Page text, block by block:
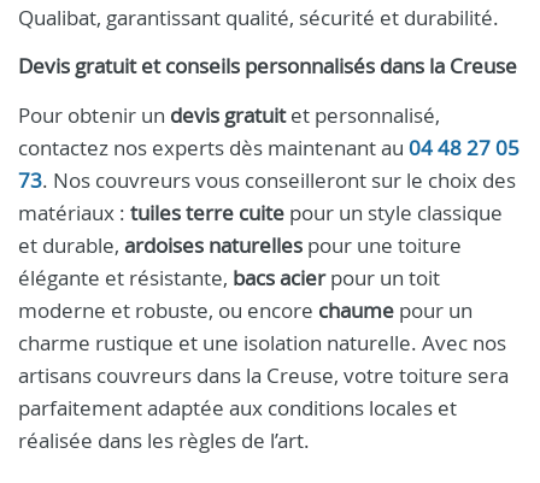
Qualibat, garantissant qualité, sécurité et durabilité.
Devis gratuit et conseils personnalisés dans la Creuse
Pour obtenir un devis gratuitet personnalisé,
contactez nos experts dès maintenant au 04 48 27 05
73. Nos couvreurs vous conseilleront sur le choix des
matériaux : tuiles terre cuite pour un style classique
et durable, ardoises naturelles pour une toiture
élégante et résistante, bacs acierpour un toit
moderne et robuste, ou encore chaume pour un
charme rustique et une isolation naturelle. Avec nos
artisans couvreurs dans la Creuse, votre toiture sera
parfaitement adaptée aux conditions locales et
réalisée dans les règles de l’art.